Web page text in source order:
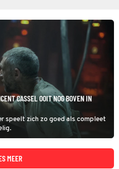
CASSEL OOIT NOG BOVEN IN
speelt zich zo goed als compleet
MEER